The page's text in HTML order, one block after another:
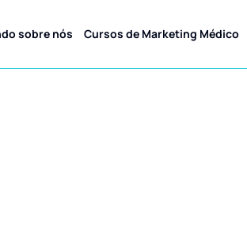
sobre nós Cursos de Marketing Médico